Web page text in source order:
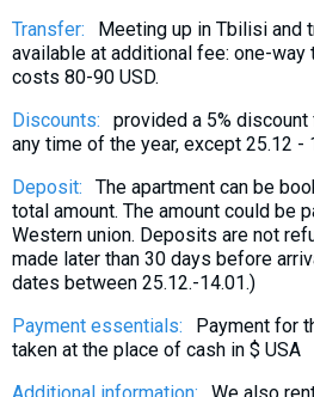
Transfer:
Meeting up in Tbilisi and
available at additional fee: one-
costs 80-90 USD.
Discounts:
provided a 5%
any time of the year, except 25.12 -
Deposit:
The apartment can be
total amount. The amount could be
Western union. Deposits are not
made later than 30 days before
dates between 25.12.-14.01.)
Payment essentials:
Payment for
taken at the place of cash in $ USA